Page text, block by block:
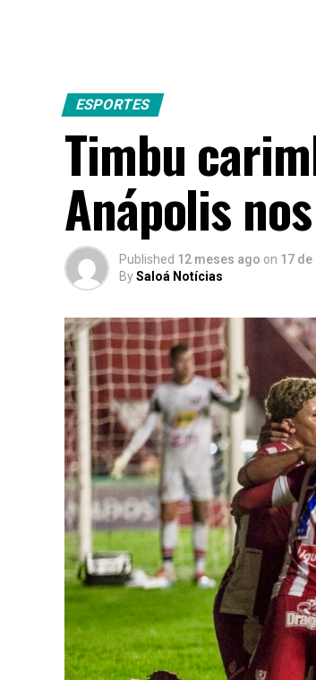
ESPORTES
Timbu
Anápolis
Published 12 meses ago on 17
BySaloá Notícias